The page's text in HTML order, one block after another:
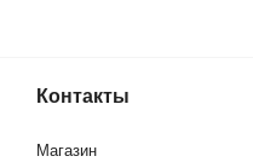
Контакты
Магазин